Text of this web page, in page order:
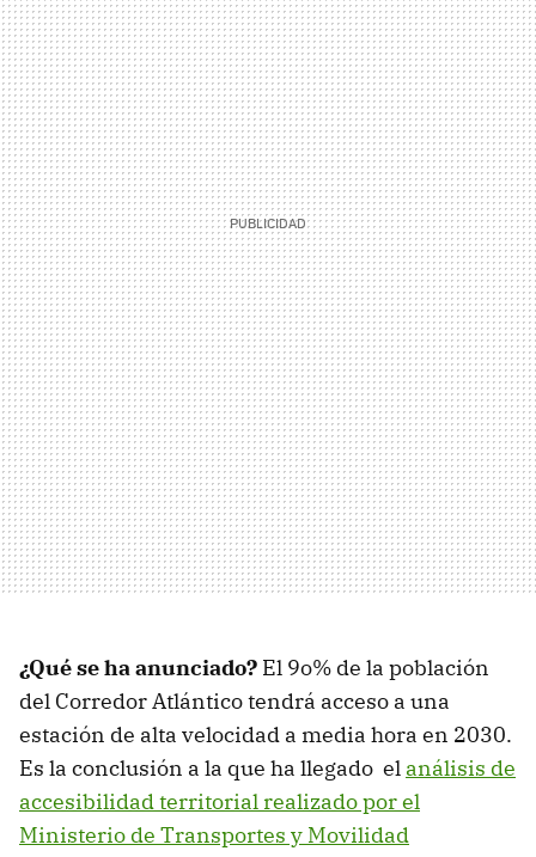
¿Qué se ha anunciado? El 9o% de la población
del Corredor Atlántico tendrá acceso a una
estación de alta velocidad a media hora en 2030.
Es la conclusión a la que ha llegado el análisis de
accesibilidad territorial realizado por el
Ministerio de Transportes y Movilidad